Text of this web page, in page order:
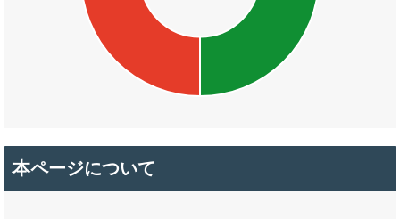
本ページについて